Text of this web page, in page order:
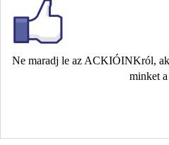
Ne maradj le az ACKIÓINKról,
minket